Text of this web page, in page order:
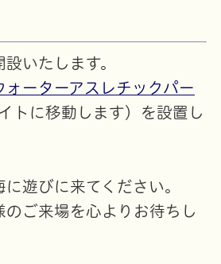
いたします。
ォーターアスレチックパー
トに移動します）を設置し
遊びに来てください。
のご来場を心よりお待ちし